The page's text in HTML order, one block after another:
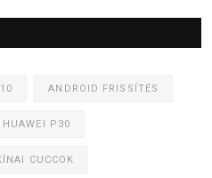
ANDROID FRISSÍTÉS
HUAWEI P30
CUCCOK